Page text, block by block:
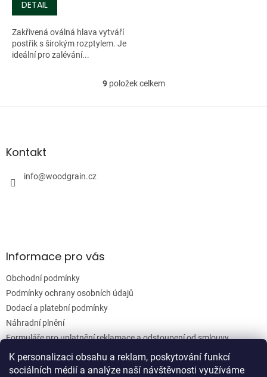
K personalizaci obsahu a reklam, poskytování funkcí
sociálních médií a analýze naší návštěvnosti využíváme
DETAIL
Zakřivená oválná hlava vytváří
postřik s širokým rozptylem. Je
ideální pro zalévání...
O
l
u
9položek celkem
Z
aKontakt
info@woodgrain.cz
Informace pro vás
Obchodní podmínky
Podmínky ochrany osobních údajů
Dodací a platební podmínky
Náhradní plnění
Formuláře pro uplatnění reklamace a odstoupení od smlouvy
Moje objednávka